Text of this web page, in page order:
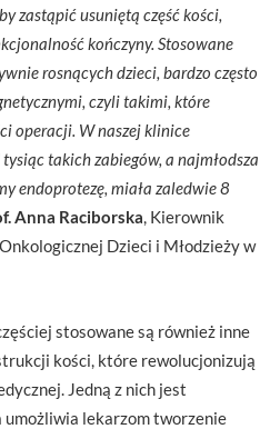
zastąpić usuniętą część kości,
kończyny. Stosowane
rosnących dzieci, bardzo często
czyli takimi, które
operacji. W naszej klinice
takich zabiegów, a najmłodsza
endoprotezę, miała zaledwie 8
Anna Raciborska, Kierownik
Dzieci i Młodzieży w
stosowane są również inne
kości, które rewolucjonizują
Jedną z nich jest
lekarzom tworzenie